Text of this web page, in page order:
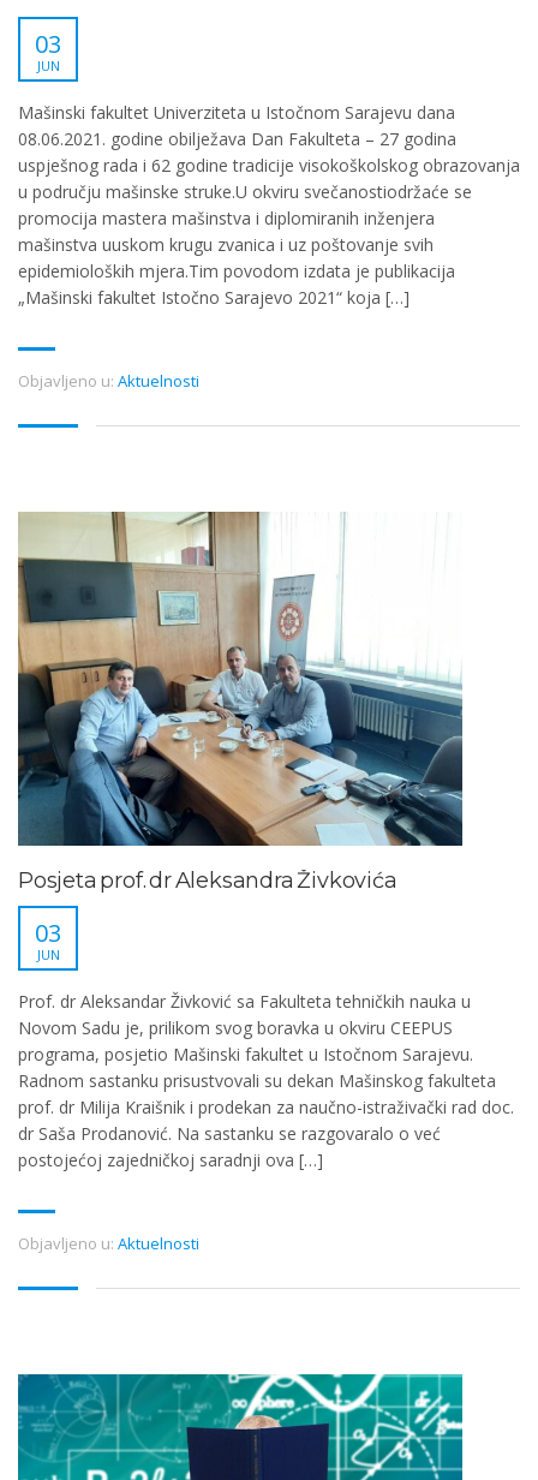
03
JUN
Mašinski fakultet Univerziteta u Istočnom Sarajevu dana
08.06.2021. godine obilježava Dan Fakulteta – 27 godina
uspješnog rada i 62 godine tradicije visokoškolskog obrazovanja
u području mašinske struke.U okviru svečanostiodržaće se
promocija mastera mašinstva i diplomiranih inženjera
mašinstva uuskom krugu zvanica i uz poštovanje svih
epidemioloških mjera.Tim povodom izdata je publikacija
„Mašinski fakultet Istočno Sarajevo 2021“ koja […]
Objavljeno u: Aktuelnosti
Posjeta prof. dr Aleksandra Živkovića
03
JUN
Prof. dr Aleksandar Živković sa Fakulteta tehničkih nauka u
Novom Sadu je, prilikom svog boravka u okviru CEEPUS
programa, posjetio Mašinski fakultet u Istočnom Sarajevu.
Radnom sastanku prisustvovali su dekan Mašinskog fakulteta
prof. dr Milija Kraišnik i prodekan za naučno-istraživački rad doc.
dr Saša Prodanović. Na sastanku se razgovaralo o već
postojećoj zajedničkoj saradnji ova […]
Objavljeno u: Aktuelnosti